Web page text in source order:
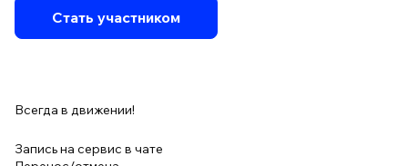
Стать участником
Всегда в движении!
Запись на сервис в чате